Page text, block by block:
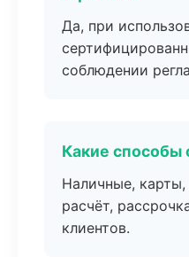
Да, при
соблюдении
Какие способы
Наличные, карты,
расчёт,
клиентов.